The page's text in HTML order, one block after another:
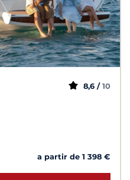
8,6 / 10
a partir de 1 398 €